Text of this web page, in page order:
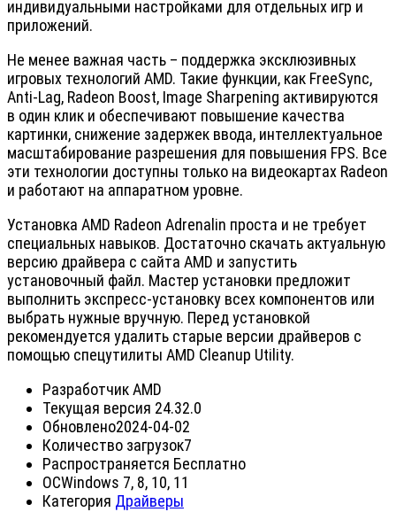
индивидуальными настройками для отдельных игр и
приложений.
Не менее важная часть – поддержка эксклюзивных
игровых технологий AMD. Такие функции, как FreeSync,
Anti-Lag, Radeon Boost, Image Sharpening активируются
в один клик и обеспечивают повышение качества
картинки, снижение задержек ввода, интеллектуальное
масштабирование разрешения для повышения FPS. Все
эти технологии доступны только на видеокартах Radeon
и работают на аппаратном уровне.
Установка AMD Radeon Adrenalin проста и не требует
специальных навыков. Достаточно скачать актуальную
версию драйвера с сайта AMD и запустить
установочный файл. Мастер установки предложит
выполнить экспресс-установку всех компонентов или
выбрать нужные вручную. Перед установкой
рекомендуется удалить старые версии драйверов с
помощью спецутилиты AMD Cleanup Utility.
РазработчикAMD
Текущая версия 24.32.0
Обновлено2024-04-02
Количество загрузок7
Распространяется Бесплатно
ОСWindows 7, 8, 10, 11
Категория Драйверы